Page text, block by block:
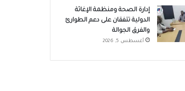
إدارة الصحة ومنظمة الإغاثة
الدولية تتفقان على دعم الطوارئ
والفرق الجوالة
أغسطس 5, 2026